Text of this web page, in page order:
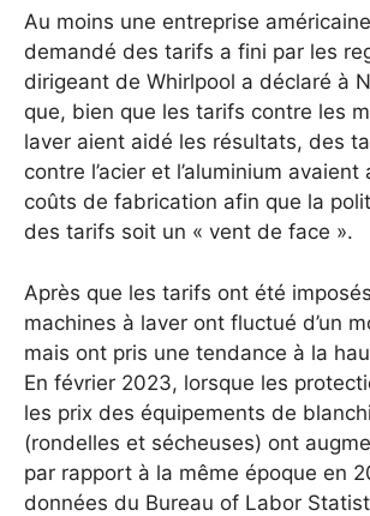
Au moins une entreprise
demandé des tarifs a fini par les
dirigeant de Whirlpool a déclaré à
que, bien que les tarifs contre les
laver aient aidé les résultats, des
contre l’acier et l’aluminium
coûts de fabrication afin que la
des tarifs soit un « vent de face ».
Après que les tarifs ont été
machines à laver ont fluctué d’un
mais ont pris une tendance à la
En février 2023, lorsque les
les prix des équipements de
(rondelles et sécheuses) ont
par rapport à la même époque en
données du Bureau of Labor